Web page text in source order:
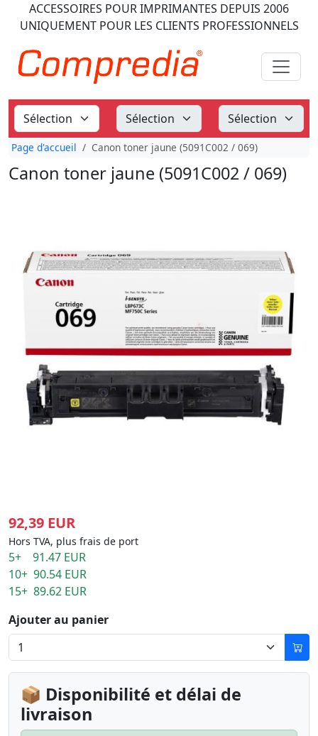
ACCESSOIRES POUR IMPRIMANTES DEPUIS 2006
UNIQUEMENT POUR LES CLIENTS PROFESSIONNELS
Page d'accueil Canon toner jaune (5091C002 / 069)
Canon toner jaune (5091C002 / 069)
92,39 EUR
Hors TVA, plus frais de port
5+ 91.47 EUR
10+ 90.54 EUR
15+ 89.62 EUR
Ajouter au panier
📦 Disponibilité et délai de
livraison